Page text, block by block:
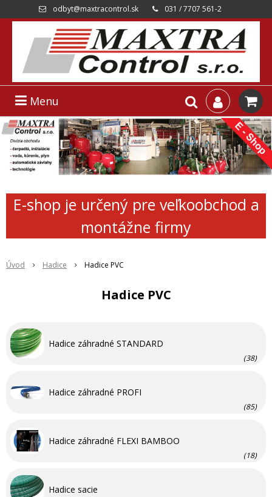
odbyt@maxtracontrol.sk 031 / 7707 561-2
Menu
E-shop je určený pre veľkoobchod a
montážne firmy
Úvod Hadice Hadice PVC
Hadice PVC
Hadice záhradné STANDARD
(38)
Hadice záhradné PROFI
(85)
Hadice záhradné FLEXI BAMBOO
(18)
Hadice sacie